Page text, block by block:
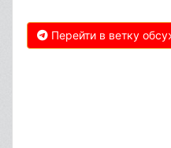
Перейти в ветку